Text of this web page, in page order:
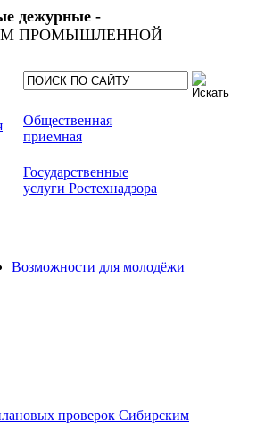
дежурные -
ПРОМЫШЛЕННОЙ
Общественная
приемная
Государственные
услуги Ростехнадзора
Возможности для молодёжи
проверок Сибирским